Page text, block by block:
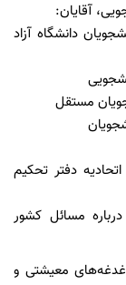
دانشگاه آزاد
مستقل
دفتر تحکیم
مسائل کشور
معیشتی و